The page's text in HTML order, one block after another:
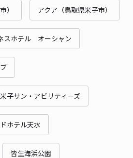
） アクア（鳥取県米子市）
スホテル オーシャン
子サン・アビリティーズ
ホテル天水
皆生海浜公園